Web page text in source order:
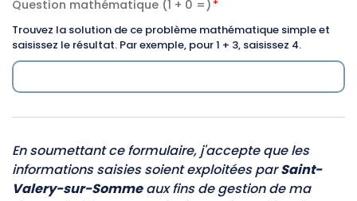
Question mathématique (1 + 0 =)
Trouvez la solution de ce problème mathématique simple et
saisissez le résultat. Par exemple, pour 1 + 3, saisissez 4.
En soumettant ce formulaire, j'accepte que les
informations saisies soient exploitées parSaint-
Valery-sur-Sommeaux fins de gestion de ma